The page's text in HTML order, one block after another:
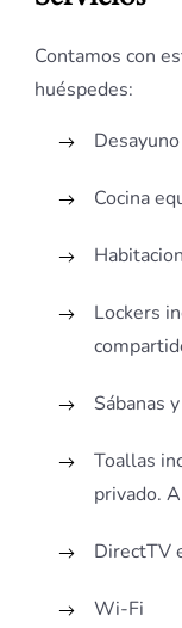
Contamos con
huéspedes:
Cocina
Lockers
Sábanas
Toallas
privado.
DirectTV
Wi-Fi